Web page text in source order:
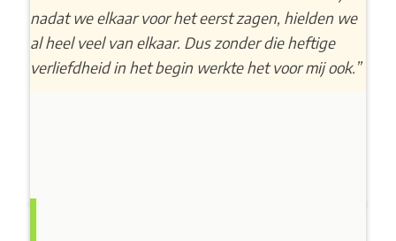
nadat we elkaar voor het eerst zagen, hielden we
al heel veel van elkaar. Dus zonder die heftige
verliefdheid in het begin werkte het voor mij ook.”